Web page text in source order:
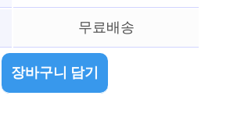
무료배송
장바구니 담기